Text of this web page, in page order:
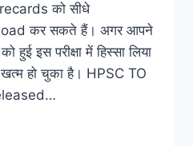
को सीधे
कर सकते हैं। अगर आपने
इस परीक्षा में हिस्सा लिया
हो चुका है। HPSC TO